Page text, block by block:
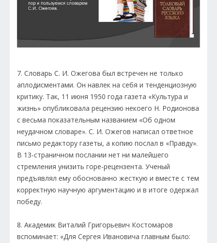
7. Словарь С. И. Ожегова был встречен не только
аплодисментами. Он навлек на себя и тенденциозную
критику. Так, 11 июня 1950 года газета «Культура и
жизнь» опубликовала рецензию некоего Н. Родионова
с весьма показательным названием «Об одном
неудачном словаре». С. И. Ожегов написал ответное
письмо редактору газеты, а копию послал в «Правду».
В 13-страничном послании нет ни малейшего
стремления унизить горе-рецензента. Ученый
предъявлял ему обоснованно жесткую и вместе с тем
корректную научную аргументацию и в итоге одержал
победу.
8. Академик Виталий Григорьевич Костомаров
вспоминает: «Для Сергея Ивановича главным было: